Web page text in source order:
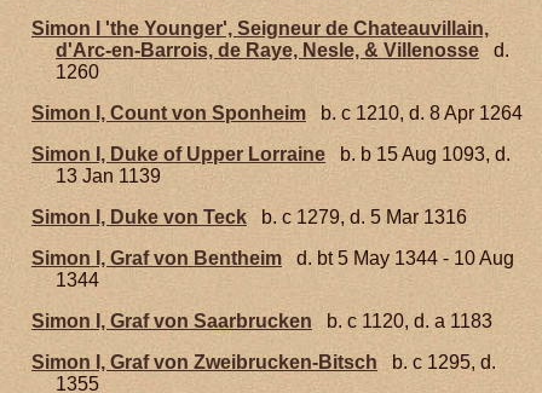
Simon I 'the Younger', Seigneur de Chateauvillain,
d'Arc-en-Barrois, de Raye, Nesle, & Villenosse
d.
1260
Simon I, Count von Sponheim
b. c 1210, d. 8 Apr 1264
Simon I, Duke of Upper Lorraine
b. b 15 Aug 1093, d.
13 Jan 1139
Simon I, Duke von Teck
b. c 1279, d. 5 Mar 1316
Simon I, Graf von Bentheim
d. bt 5 May 1344 - 10 Aug
1344
Simon I, Graf von Saarbrucken
b. c 1120, d. a 1183
Simon I, Graf von Zweibrucken-Bitsch
b. c 1295, d.
1355